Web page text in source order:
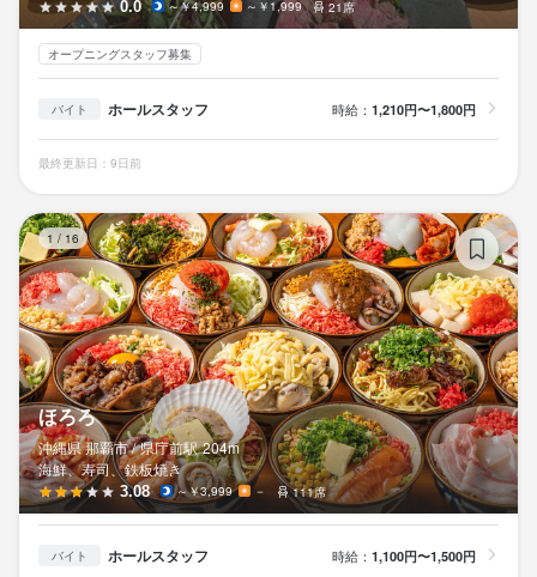
0.0 ～￥4,999 ～￥1,999 21席
オープニングスタッフ募集
バイト ホールスタッフ 時給： 1,210円〜1,800円
最終更新日：9日前
1 / 16
ほろろ
沖縄県 那覇市 / 県庁前駅 204m
海鮮、寿司、鉄板焼き
3.08 ～￥3,999 － 111席
バイト ホールスタッフ 時給： 1,100円〜1,500円